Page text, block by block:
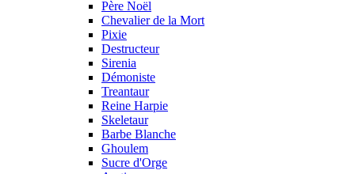
Père Noël
Chevalier de la Mort
Pixie
Destructeur
Sirenia
Démoniste
Treantaur
Reine Harpie
Skeletaur
Barbe Blanche
Ghoulem
Sucre d'Orge